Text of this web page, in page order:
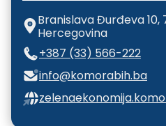
Branislava Đurđeva 10,
Hercegovina
+387 (33) 566-222
info@komorabih.ba